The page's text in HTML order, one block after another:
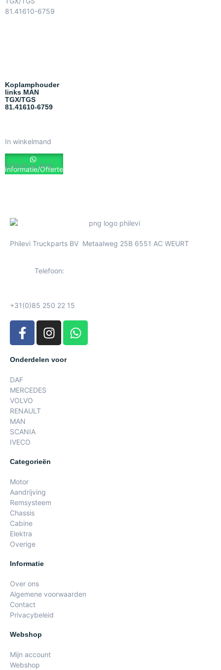
Koplamphouder
links MAN
TGX/TGS
81.41610-6759
€225.00 ex. BTW
In winkelmand
Informatie/Offerte
Philevi Truckparts BV Metaalweg 25B 6551 AC WEURT
Telefoon:
+31(0)85 250 22 15
Onderdelen voor
DAF
MERCEDES
VOLVO
RENAULT
MAN
SCANIA
IVECO
Categorieën
Motor
Aandrijving
Remsysteem
Chassis
Cabine
Elektra
Overige
Informatie
Over ons
Algemene voorwaarden
Contact
Privacybeleid
Webshop
Mijn account
Webshop